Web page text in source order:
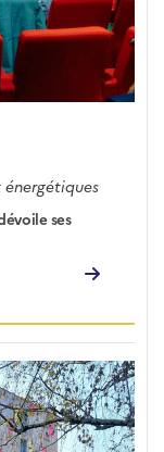
énergétiques
ses